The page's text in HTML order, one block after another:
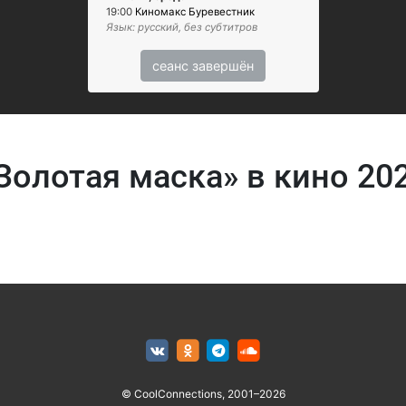
19:00 Киномакс Буревестник
Язык: русский, без субтитров
сеанс завершён
маска» в кино
© CoolConnections, 2001–2026